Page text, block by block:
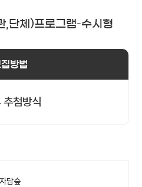
,단체)프로그램–수시형
방법
첨방식
자담숲